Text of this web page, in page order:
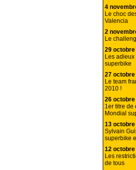
4
Le choc
Valencia
2
Le
29 octobre
Les
superbike
27 octobre
Le team
2010 !
26 octobre
1er titre de
Mondial
13 octobre
Sylvain
superbike
12 octobre
Les
de tous